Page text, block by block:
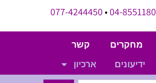
04-8551180
•
077-4244450
מחקרים
קשר
ידיעונים ארכיון